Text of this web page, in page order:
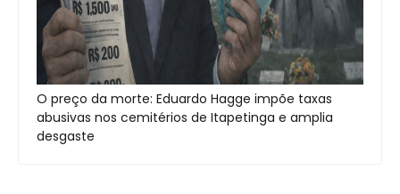
O preço da morte: Eduardo Hagge impõe taxas
abusivas nos cemitérios de Itapetinga e amplia
desgaste